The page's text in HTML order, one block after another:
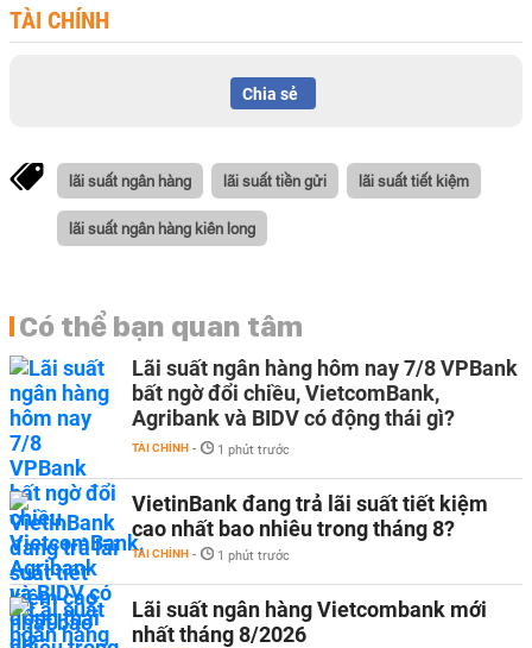
TÀI CHÍNH
Chia sẻ
lãi suất ngân hàng lãi suất tiền gửi lãi suất tiết kiệm
lãi suất ngân hàng kiên long
Có thể bạn quan tâm
Lãi suất ngân hàng hôm nay 7/8 VPBank
bất ngờ đổi chiều, VietcomBank,
Agribank và BIDV có động thái gì?
TÀI CHÍNH - 1 phút trước
VietinBank đang trả lãi suất tiết kiệm
cao nhất bao nhiêu trong tháng 8?
TÀI CHÍNH - 1 phút trước
Lãi suất ngân hàng Vietcombank mới
nhất tháng 8/2026